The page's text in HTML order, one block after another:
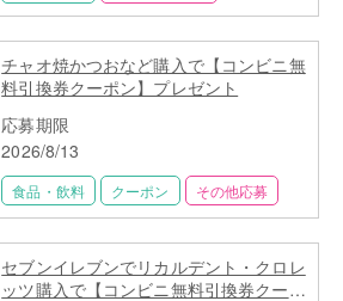
チャオ焼かつおなど購入で【コンビニ無
料引換券クーポン】プレゼント
応募期限
2026/8/13
食品・飲料 クーポン その他応募
セブンイレブンでリカルデント・クロレ
ッツ購入で【コンビニ無料引換券クーポ